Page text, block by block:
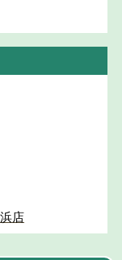
店